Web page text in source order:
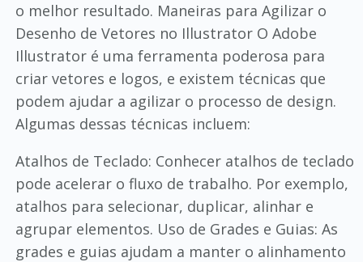
o melhor resultado. Maneiras para Agilizar o
Desenho de Vetores no Illustrator O Adobe
Illustrator é uma ferramenta poderosa para
criar vetores e logos, e existem técnicas que
podem ajudar a agilizar o processo de design.
Algumas dessas técnicas incluem:
Atalhos de Teclado: Conhecer atalhos de teclado
pode acelerar o fluxo de trabalho. Por exemplo,
atalhos para selecionar, duplicar, alinhar e
agrupar elementos. Uso de Grades e Guias: As
grades e guias ajudam a manter o alinhamento